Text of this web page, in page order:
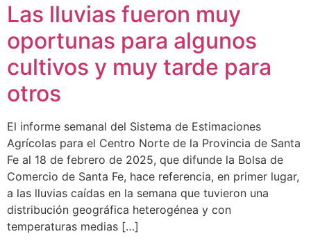
Las lluvias fueron muy
oportunas para algunos
cultivos y muy tarde para
otros
El informe semanal del Sistema de Estimaciones
Agrícolas para el Centro Norte de la Provincia de Santa
Fe al 18 de febrero de 2025, que difunde la Bolsa de
Comercio de Santa Fe, hace referencia, en primer lugar,
a las lluvias caídas en la semana que tuvieron una
distribución geográfica heterogénea y con
temperaturas medias […]